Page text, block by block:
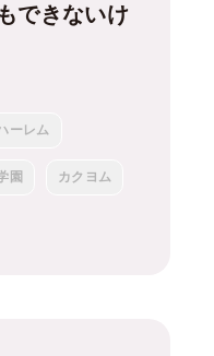
できないけ
ーレム
園 カクヨム